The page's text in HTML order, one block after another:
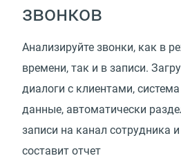
звонков
Анализируйте звонки, как в
времени, так и в записи.
диалоги с клиентами,
данные, автоматически
записи на канал сотрудника
составит отчет